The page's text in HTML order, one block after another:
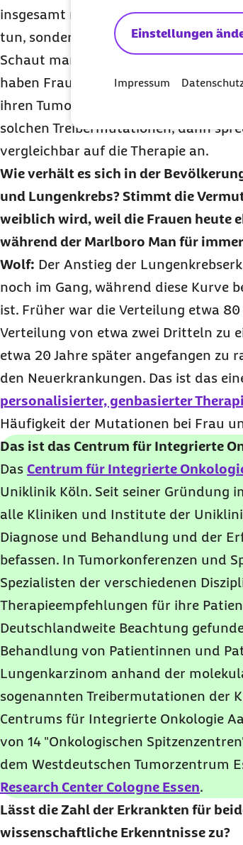
Einstellungen
Impressum
insgesamt nicht mit dem typischen
tun, sondern häufig mit Frauen, die
Schaut man sich also die
haben Frauen häufig eine bessere
ihren Tumoren häufiger vorkommen.
solchen Treibermutationen, dann
vergleichbar auf die Therapie an.
Wie verhält es sich in der
und Lungenkrebs? Stimmt die
weiblich wird, weil die Frauen heute
während der Marlboro Man für
Wolf: Der Anstieg der
noch im Gang, während diese Kurve
ist. Früher war die Verteilung etwa
Verteilung von etwa zwei Dritteln zu
etwa 20 Jahre später angefangen zu
den Neuerkrankungen. Das ist das
personalisierter, genbasierter
Häufigkeit der Mutationen bei Frau
Das ist das Centrum für Integrierte
Das Centrum für Integrierte
Uniklinik Köln. Seit seiner Gründung
alle Kliniken und Institute der
Diagnose und Behandlung und der
befassen. In Tumorkonferenzen und
Spezialisten der verschiedenen
Therapieempfehlungen für ihre
Deutschlandweite Beachtung
Behandlung von Patientinnen und
Lungenkarzinom anhand der
sogenannten Treibermutationen der
Centrums für Integrierte Onkologie
von 14 "Onkologischen
dem Westdeutschen Tumorzentrum
Research Center Cologne Essen.
Lässt die Zahl der Erkrankten für
wissenschaftliche Erkenntnisse zu?